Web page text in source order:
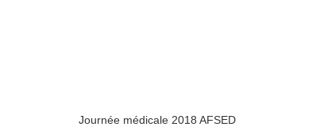
Journée médicale 2018 AFSED